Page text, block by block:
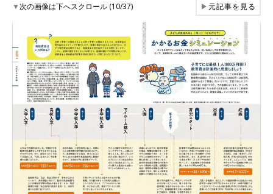
▼次の画像は下へスクロール (10/37) ▶元記事を見る